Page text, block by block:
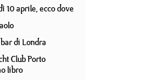
10 aprile, ecco dove
di Londra
Club Porto
libro